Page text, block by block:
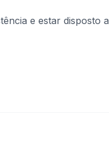
e estar disposto a